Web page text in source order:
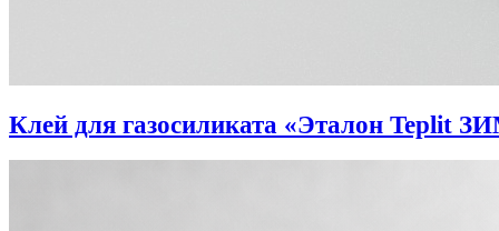
Клей для газосиликата «Эталон Teplit